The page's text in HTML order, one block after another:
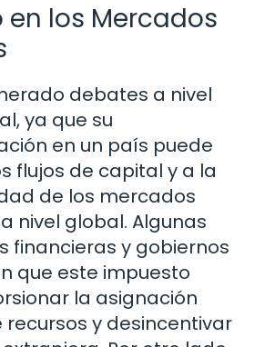
los Mercados
debates a nivel
ya que su
en un país puede
flujos de capital y a la
de los mercados
nivel global. Algunas
financieras y gobiernos
que este impuesto
la asignación
recursos y desincentivar